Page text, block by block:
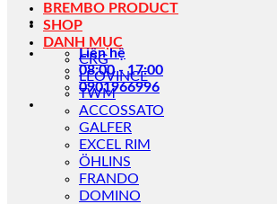
Liên hệ
08:00 - 17:00
0901966996
BREMBO PRODUCT
SHOP
DANH MỤC
CRG
LEOVINCE
TWM
ACCOSSATO
GALFER
EXCEL RIM
ÖHLINS
FRANDO
DOMINO